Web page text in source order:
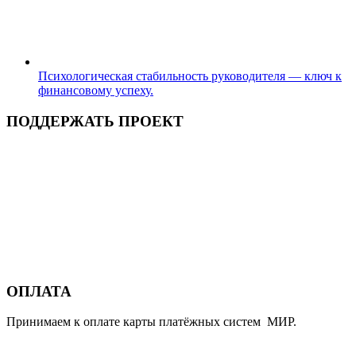
Психологическая стабильность руководителя — ключ к
финансовому успеху.
ПОДДЕРЖАТЬ ПРОЕКТ
ОПЛАТА
Принимаем к оплате карты платёжных систем МИР.